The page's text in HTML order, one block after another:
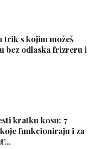
trik s kojim možeš
bez odlaska frizreru i
kratku kosu: 7
funkcioniraju i za